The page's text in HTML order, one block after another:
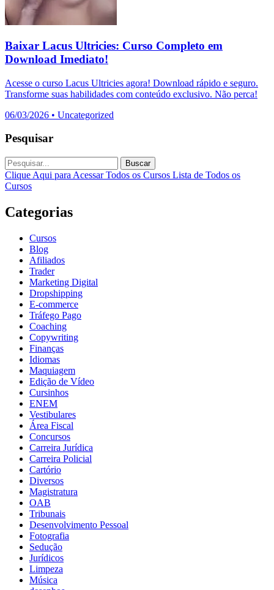
Baixar Lacus Ultricies: Curso Completo em
Download Imediato!
Acesse o curso Lacus Ultricies agora! Download rápido e seguro.
Transforme suas habilidades com conteúdo exclusivo. Não perca!
06/03/2026 • Uncategorized
Pesquisar
Buscar
Clique Aqui para Acessar Todos os Cursos Lista de Todos os
Cursos
Categorias
Cursos
Blog
Afiliados
Trader
Marketing Digital
Dropshipping
E-commerce
Tráfego Pago
Coaching
Copywriting
Finanças
Idiomas
Maquiagem
Edição de Vídeo
Cursinhos
ENEM
Vestibulares
Área Fiscal
Concursos
Carreira Jurídica
Carreira Policial
Cartório
Diversos
Magistratura
OAB
Tribunais
Desenvolvimento Pessoal
Fotografia
Sedução
Jurídicos
Limpeza
Música